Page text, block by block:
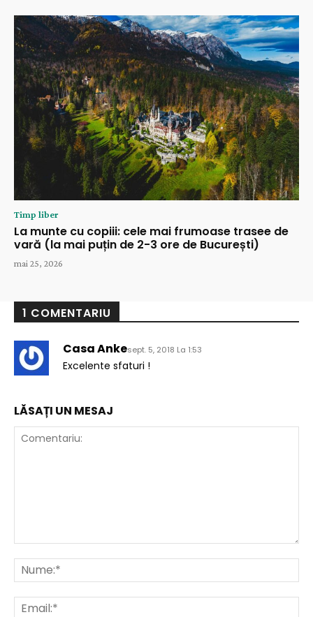
Timp liber
La munte cu copiii: cele mai frumoase trasee de
vară (la mai puțin de 2-3 ore de București)
mai 25, 2026
1 COMENTARIU
Casa Ankesept. 5, 2018 La 1:53
Excelente sfaturi !
LĂSAȚI UN MESAJ